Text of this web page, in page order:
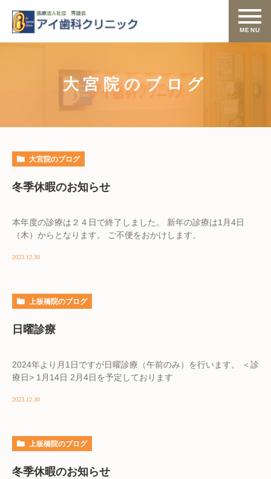
大宮院のブログ
大宮院のブログ
冬季休暇のお知らせ
本年度の診療は２４日で終了しました。 新年の診療は1月4日
（木）からとなります。 ご不便をおかけします。
2023.12.30
上板橋院のブログ
日曜診療
2024年より月1日ですが日曜診療（午前のみ）を行います。 ＜診
療日> 1月14日 2月4日を予定しております
2023.12.30
上板橋院のブログ
冬季休暇のお知らせ